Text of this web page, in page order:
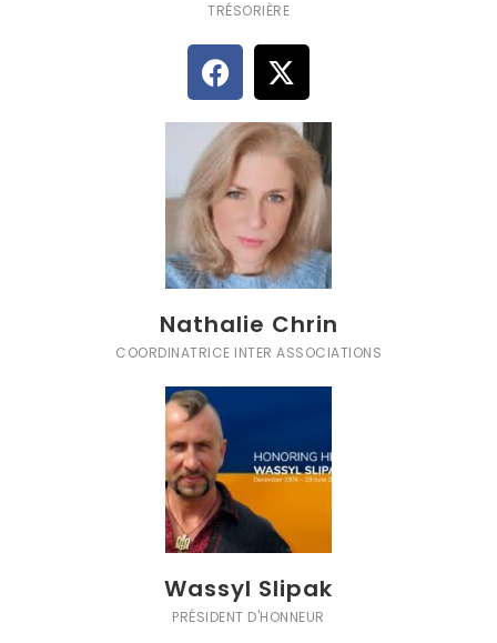
TRÉSORIÈRE
Nathalie Chrin
COORDINATRICE INTER ASSOCIATIONS
Wassyl Slipak
PRÉSIDENT D'HONNEUR